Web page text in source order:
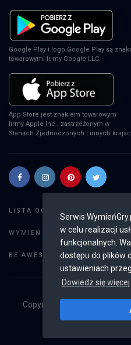
Serwis
w celu realizacji
funkcjonalnych.
dostępu do plików
ustawieniach
Dowiedz się więcej
Google Play i logo Google Play są
towarowymi firmy Google LLC.
App Store jest znakiem towarowym
firmy Apple Inc., zastrzeżonym w
Stanach Zjednoczonych i innych
LISTA OGŁOSZEŃ:
WYMIEŃ GRY: Dodaj
BE AWESOME: Weryfikacja
Copyright © 2019 - 2026